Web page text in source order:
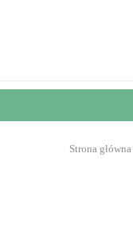
Strona główna